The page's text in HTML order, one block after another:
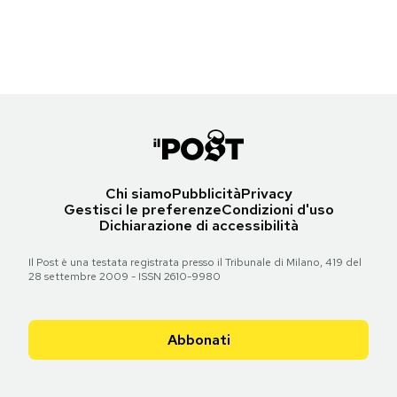
Chi siamoPubblicitàPrivacy
Gestisci le preferenzeCondizioni d'uso
Dichiarazione di accessibilità
Il Post è una testata registrata presso il Tribunale di Milano, 419 del
28 settembre 2009 - ISSN 2610-9980
Abbonati